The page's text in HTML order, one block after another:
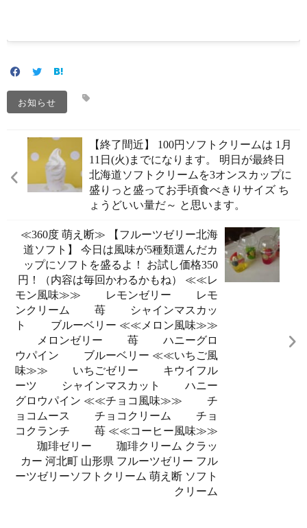
お知らせ
【終了間近】 100円ソフトクリームは 1月
11日(火)までになります。 明日が最終日
北海道ソフトクリームを3オンスカップに
盛りっと盛ってお手頃食べきりサイズ ち
ょうどいい量だ～️ と思います。
≪360度 萌え断️≫ 【フルーツゼリー北海
道ソフト】 今日は風味が5種類選んだカ
ップにソフトを盛るよ！ お試し価格350
円！（内容は毎回かわるかもね） ≪≪レ
モン風味≫≫ レモンゼリー レモ
ンクリーム 苺 シャインマスカッ
ト ブルーベリー ≪≪メロン風味≫≫
メロンゼリー 苺 ハニーグロ
ウパイン ブルーベリー ≪≪いちご風
味≫≫ いちごゼリー キウイフル
ーツ シャインマスカット ハニー
グロウパイン ≪≪チョコ風味≫≫ チ
ョコムース チョコクリーム チョ
コクランチ 苺 ≪≪コーヒー風味≫≫
珈琲ゼリー 珈琲クリーム クラッ
カー 河北町 山形県 フルーツゼリー フル
ーツゼリーソフトクリーム 萌え断 ソフト
クリーム